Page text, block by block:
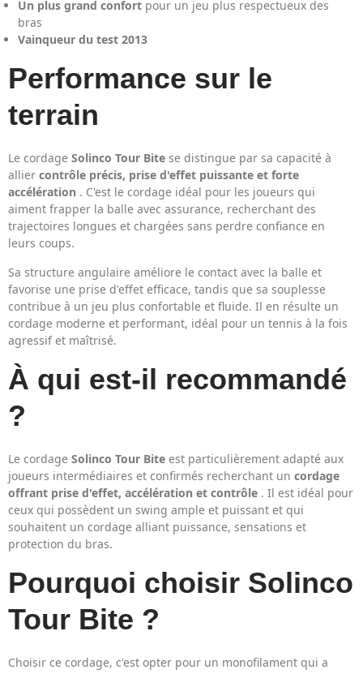
Un plus grand confort pour un jeu plus respectueux des
bras
Vainqueur du test 2013
Performance sur le
terrain
Le cordage Solinco Tour Bite se distingue par sa capacité à
allier contrôle précis, prise d'effet puissante et forte
accélération . C'est le cordage idéal pour les joueurs qui
aiment frapper la balle avec assurance, recherchant des
trajectoires longues et chargées sans perdre confiance en
leurs coups.
Sa structure angulaire améliore le contact avec la balle et
favorise une prise d'effet efficace, tandis que sa souplesse
contribue à un jeu plus confortable et fluide. Il en résulte un
cordage moderne et performant, idéal pour un tennis à la fois
agressif et maîtrisé.
À qui est-il recommandé
?
Le cordage Solinco Tour Bite est particulièrement adapté aux
joueurs intermédiaires et confirmés recherchant un cordage
offrant prise d'effet, accélération et contrôle . Il est idéal pour
ceux qui possèdent un swing ample et puissant et qui
souhaitent un cordage alliant puissance, sensations et
protection du bras.
Pourquoi choisir Solinco
Tour Bite ?
Choisir ce cordage, c'est opter pour un monofilament qui a